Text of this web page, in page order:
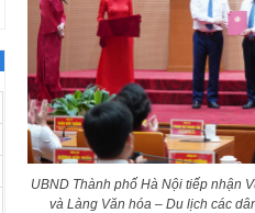
UBND Thành phố Hà Nội tiếp nhận
và Làng Văn hóa – Du lịch các